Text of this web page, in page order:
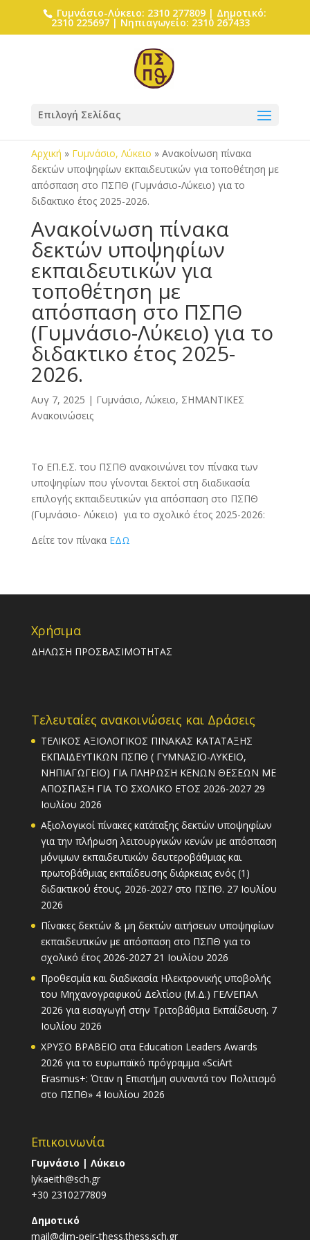
Γυμνάσιο-Λύκειο: 2310 277809 | Δημοτικό:
2310 225697 | Νηπιαγωγείο: 2310 267433
Επιλογή Σελίδας
Αρχική » Γυμνάσιο, Λύκειο » Ανακοίνωση πίνακα
δεκτών υποψηφίων εκπαιδευτικών για τοποθέτηση με
απόσπαση στο ΠΣΠΘ (Γυμνάσιο-Λύκειο) για το
διδακτικο έτος 2025-2026.
Ανακοίνωση πίνακα
δεκτών υποψηφίων
εκπαιδευτικών για
τοποθέτηση με
απόσπαση στο ΠΣΠΘ
(Γυμνάσιο-Λύκειο) για το
διδακτικο έτος 2025-
2026.
Αυγ 7, 2025 | Γυμνάσιο, Λύκειο, ΣΗΜΑΝΤΙΚΕΣ
Ανακοινώσεις
Το ΕΠ.Ε.Σ. του ΠΣΠΘ ανακοινώνει τον πίνακα των
υποψηφίων που γίνονται δεκτοί στη διαδικασία
επιλογής εκπαιδευτικών για απόσπαση στο ΠΣΠΘ
(Γυμνάσιο- Λύκειο) για το σχολικό έτος 2025-2026:
Δείτε τον πίνακαΕΔΩ
Χρήσιμα
ΔΗΛΩΣΗ ΠΡΟΣΒΑΣΙΜΟΤΗΤΑΣ
Τελευταίες ανακοινώσεις και Δράσεις
ΤΕΛΙΚΟΣ ΑΞΙΟΛΟΓΙΚΟΣ ΠΙΝΑΚΑΣ ΚΑΤΑΤΑΞΗΣ
ΕΚΠΑΙΔΕΥΤΙΚΩΝ ΠΣΠΘ ( ΓΥΜΝΑΣΙΟ-ΛΥΚΕΙΟ,
ΝΗΠΙΑΓΩΓΕΙΟ) ΓΙΑ ΠΛΗΡΩΣΗ ΚΕΝΩΝ ΘΕΣΕΩΝ ΜΕ
ΑΠΟΣΠΑΣΗ ΓΙΑ ΤΟ ΣΧΟΛΙΚΟ ΕΤΟΣ 2026-2027 29
Ιουλίου 2026
Αξιολογικοί πίνακες κατάταξης δεκτών υποψηφίων
για την πλήρωση λειτουργικών κενών με απόσπαση
μόνιμων εκπαιδευτικών δευτεροβάθμιας και
πρωτοβάθμιας εκπαίδευσης διάρκειας ενός (1)
διδακτικού έτους, 2026-2027 στο ΠΣΠΘ. 27 Ιουλίου
2026
Πίνακες δεκτών & μη δεκτών αιτήσεων υποψηφίων
εκπαιδευτικών με απόσπαση στο ΠΣΠΘ για το
σχολικό έτος 2026-2027 21 Ιουλίου 2026
Προθεσμία και διαδικασία Ηλεκτρονικής υποβολής
του Μηχανογραφικού Δελτίου (Μ.Δ.) ΓΕΛ/ΕΠΑΛ
2026 για εισαγωγή στην Τριτοβάθμια Εκπαίδευση. 7
Ιουλίου 2026
ΧΡΥΣΟ ΒΡΑΒΕΙΟ στα Education Leaders Awards
2026 για το ευρωπαϊκό πρόγραμμα «SciArt
Erasmus+: Όταν η Επιστήμη συναντά τον Πολιτισμό
στο ΠΣΠΘ» 4 Ιουλίου 2026
Επικοινωνία
Γυμνάσιο | Λύκειο
lykaeith@sch.gr
+30 2310277809
Δημοτικό
mail@dim-peir-thess.thess.sch.gr